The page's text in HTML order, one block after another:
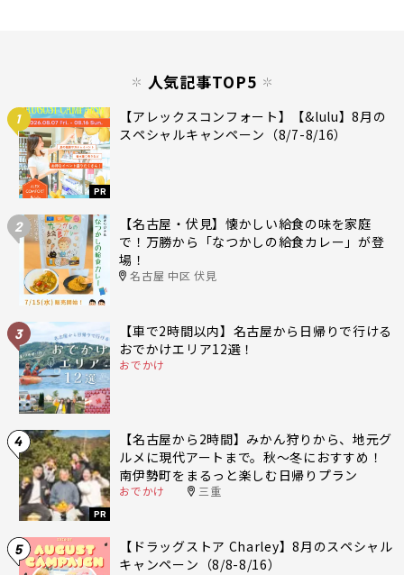
人気記事TOP5
1
PR
【アレックスコンフォート】【&lulu】8月の
スペシャルキャンペーン（8/7-8/16）
2
【名古屋・伏見】懐かしい給食の味を家庭
で！万勝から「なつかしの給食カレー」が登
場！
名古屋 中区 伏見
3
【車で2時間以内】名古屋から日帰りで行ける
おでかけエリア12選！
おでかけ
4
PR
【名古屋から2時間】みかん狩りから、地元グ
ルメに現代アートまで。秋〜冬におすすめ！
南伊勢町をまるっと楽しむ日帰りプラン
おでかけ 三重
5
【ドラッグストア Charley】8月のスペシャル
キャンペーン（8/8-8/16）